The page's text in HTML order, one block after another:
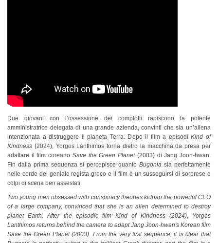
Due giovani con l’ossessione dei complotti rapiscono la potente
amministratrice delegata di una grande azienda, convinti che sia un’aliena
intenzionata a distruggere il pianeta Terra. Dopo il film a episodiKind of
Kindness (2024), Yorgos Lanthimos torna dietro la macchina da presa per
adattare il film coreano Save the Green Planet(2003) di Jang Joon-hwan.
Fin dalla prima sequenza si percepisce quanto Bugonia sia perfettamente
nelle corde del geniale regista greco e il film è un susseguirsi di sorprese e
colpi di scena ben assestati.
Two young men obsessed with conspiracy theories kidnap the powerful CEO
of a large company, convinced that she is an alien determined to destroy
planet Earth. After the episodic film Kind of Kindness (2024), Yorgos
Lanthimos returns behind the camera to adapt Jang Joon-hwan's Korean film
Save the Green Planet (2003). From the very first sequence, it is clear that